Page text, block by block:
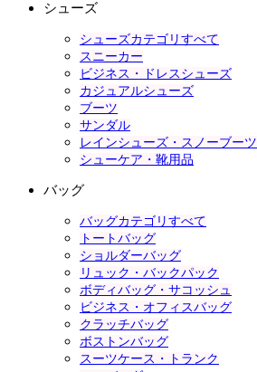
シューズ
シューズカテゴリすべて
スニーカー
ビジネス・ドレスシューズ
カジュアルシューズ
ブーツ
サンダル
レインシューズ・スノーブーツ
シューケア・靴用品
バッグ
バッグカテゴリすべて
トートバッグ
ショルダーバッグ
リュック・バックパック
ボディバッグ・サコッシュ
ビジネス・オフィスバッグ
クラッチバッグ
ボストンバッグ
スーツケース・トランク